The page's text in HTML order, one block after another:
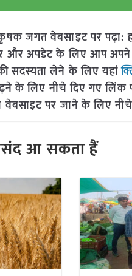
जगत वेबसाइट पर पढ़ा:
और अपडेट के लिए आप
सदस्यता लेने के लिए यहां
के लिए नीचे दिए गए लिंक
पर जाने के लिए
आ सकता हैं